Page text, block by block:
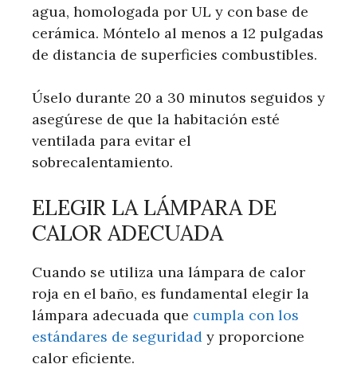
agua, homologada por UL y con base de
cerámica. Móntelo al menos a 12 pulgadas
de distancia de superficies combustibles.
Úselo durante 20 a 30 minutos seguidos y
asegúrese de que la habitación esté
ventilada para evitar el
sobrecalentamiento.
ELEGIR LA LÁMPARA DE
CALOR ADECUADA
Cuando se utiliza una lámpara de calor
roja en el baño, es fundamental elegir la
lámpara adecuada que cumpla con los
estándares de seguridad y proporcione
calor eficiente.